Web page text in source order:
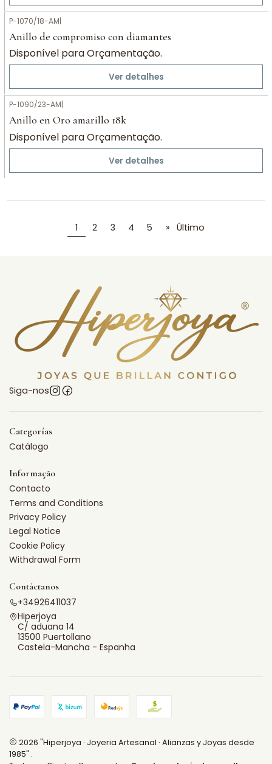
P-1070/18-AM|
Anillo de compromiso con diamantes
Disponível para Orçamentação.
Ver detalhes
P-1090/23-AM|
Anillo en Oro amarillo 18k
Disponível para Orçamentação.
Ver detalhes
1 2 3 4 5 » Último
Siga-nos
Categorías
Catálogo
Informação
Contacto
Terms and Conditions
Privacy Policy
Legal Notice
Cookie Policy
Withdrawal Form
Contáctanos
+34926411037
Hiperjoya
C/ aduana 14
13500 Puertollano
Castela-Mancha - Espanha
2026 "Hiperjoya · Joyeria Artesanal · Alianzas y Joyas desde
1985" .